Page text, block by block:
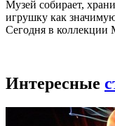
Музей собирает,
игрушку как
Сегодня в коллекции
Интересные